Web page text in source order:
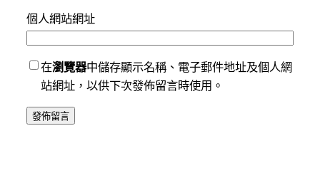
個人網站網址
在瀏覽器中儲存顯示名稱、電子郵件地址及個人網
站網址，以供下次發佈留言時使用。